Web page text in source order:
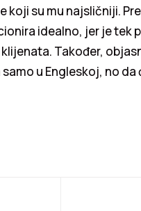
koji su mu najsličniji.
idealno, jer je tek
Također,
u Engleskoj, no da